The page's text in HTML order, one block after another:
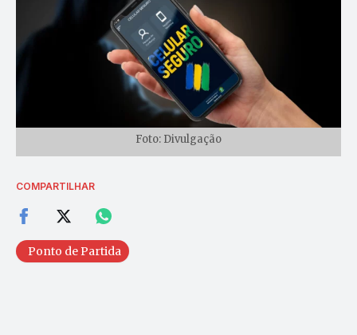
Foto: Divulgação
COMPARTILHAR
Ponto de Partida